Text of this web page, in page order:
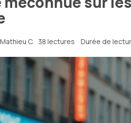
Mathieu C. · 38 lectures · Durée de